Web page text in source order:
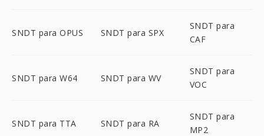
SNDT para OPUS SNDT para SPX
SNDT para
CAF
SNDT para W64 SNDT para WV
SNDT para
VOC
SNDT para TTA SNDT para RA
SNDT para
MP2